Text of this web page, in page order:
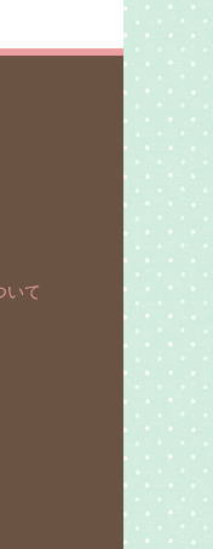
いて